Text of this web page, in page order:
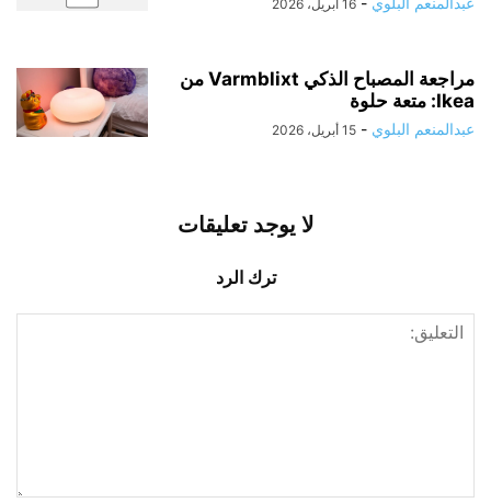
16 أبريل، 2026
مراجعة المصباح الذكي Varmblixt من
Ikea: متعة حلوة
عبدالمنعم البلوي - 15 أبريل، 2026
لا يوجد تعليقات
ترك الرد